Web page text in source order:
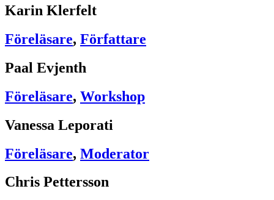
Karin Klerfelt
Föreläsare, Författare
Paal Evjenth
Föreläsare, Workshop
Vanessa Leporati
Föreläsare, Moderator
Chris Pettersson